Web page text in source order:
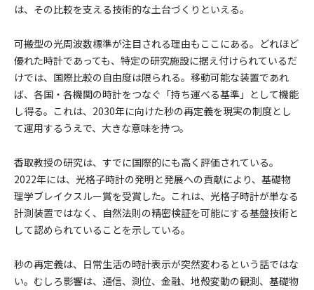
は、その比較を支える技術的な土台づくりといえる。
可搬型の光周波数標準が注目される理由もここにある。どれほど
優れた時計であっても、特定の研究施設に据え付けられているだ
けでは、国際比較の自由度は限られる。移動可能な装置であれ
ば、各国・各機関の時計をつなぐ「持ち運べる基準」として機能
し得る。これは、2030年に向けた秒の再定義を現実の制度とし
て運用するうえで、大きな意味を持つ。
香取教授の研究は、すでに国際的にも高く評価されている。
2022年には、光格子時計の発明と発展への貢献により、基礎物
理学ブレイクスルー賞を受賞した。これは、光格子時計が単なる
計測装置ではなく、自然法則の精密検証を可能にする基盤技術と
して認められていることを示している。
秒の再定義は、日常生活の時計表示が突然変わるという話ではな
い。むしろ影響は、通信、測位、金融、地殻変動の観測、基礎物